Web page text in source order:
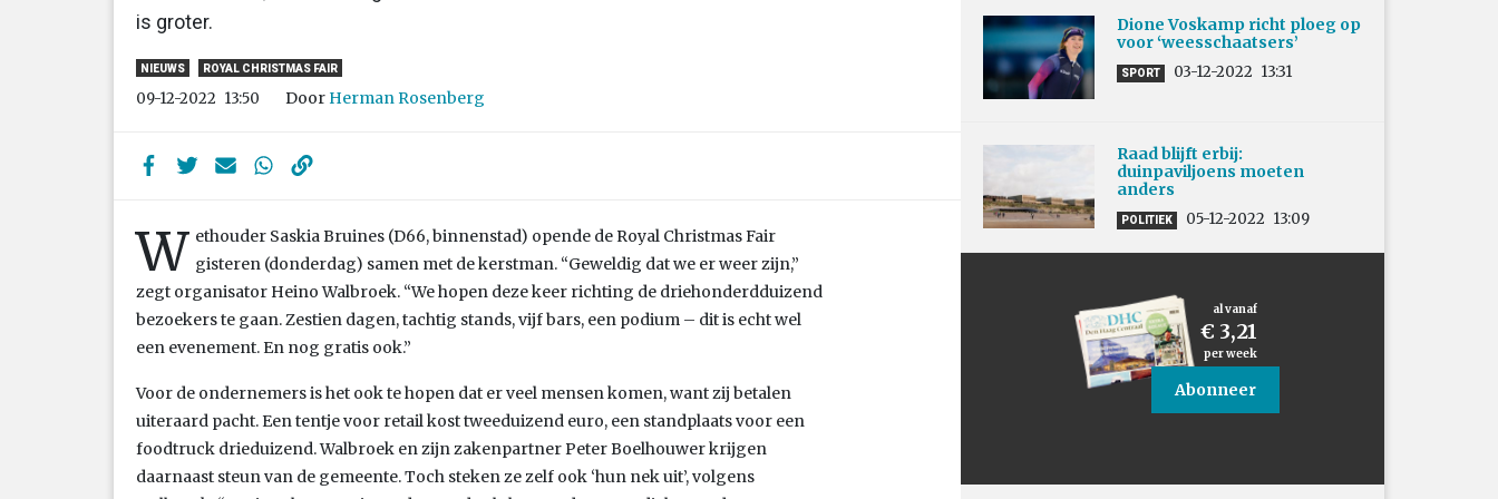
is groter.
NIEUWS ROYAL CHRISTMAS FAIR
09-12-2022 13:50 Door Herman Rosenberg
W ethouder Saskia Bruines (D66, binnenstad) opende de Royal Christmas Fair
gisteren (donderdag) samen met de kerstman. “Geweldig dat we er weer zijn,”
zegt organisator Heino Walbroek. “We hopen deze keer richting de driehonderdduizend
bezoekers te gaan. Zestien dagen, tachtig stands, vijf bars, een podium – dit is echt wel
een evenement. En nog gratis ook.”
Voor de ondernemers is het ook te hopen dat er veel mensen komen, want zij betalen
uiteraard pacht. Een tentje voor retail kost tweeduizend euro, een standplaats voor een
foodtruck drieduizend. Walbroek en zijn zakenpartner Peter Boelhouwer krijgen
daarnaast steun van de gemeente. Toch steken ze zelf ook ‘hun nek uit’, volgens
Dione Voskamp richt ploeg op
voor ‘weesschaatsers’
SPORT 03-12-2022 13:31
Raad blijft erbij:
duinpaviljoens moeten
anders
POLITIEK 05-12-2022 13:09
al vanaf
€ 3,21
per week
Abonneer